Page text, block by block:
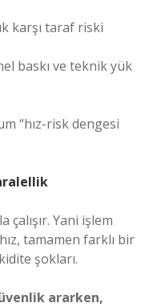
karşı taraf riski
baskı ve teknik yük
“hız-risk dengesi
çalışır. Yani işlem
tamamen farklı bir
şokları.
ararken,